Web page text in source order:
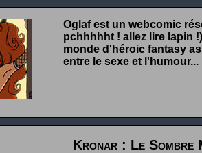
Oglaf est un webcomic
pchhhhht ! allez lire lapin
monde d'héroic fantasy
entre le sexe et l'humour...
Kronar : Le Sombre